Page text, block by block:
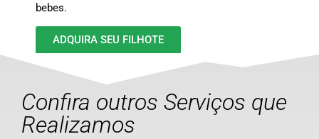
bebes.
ADQUIRA SEU FILHOTE
Confira outros Serviços que
Realizamos